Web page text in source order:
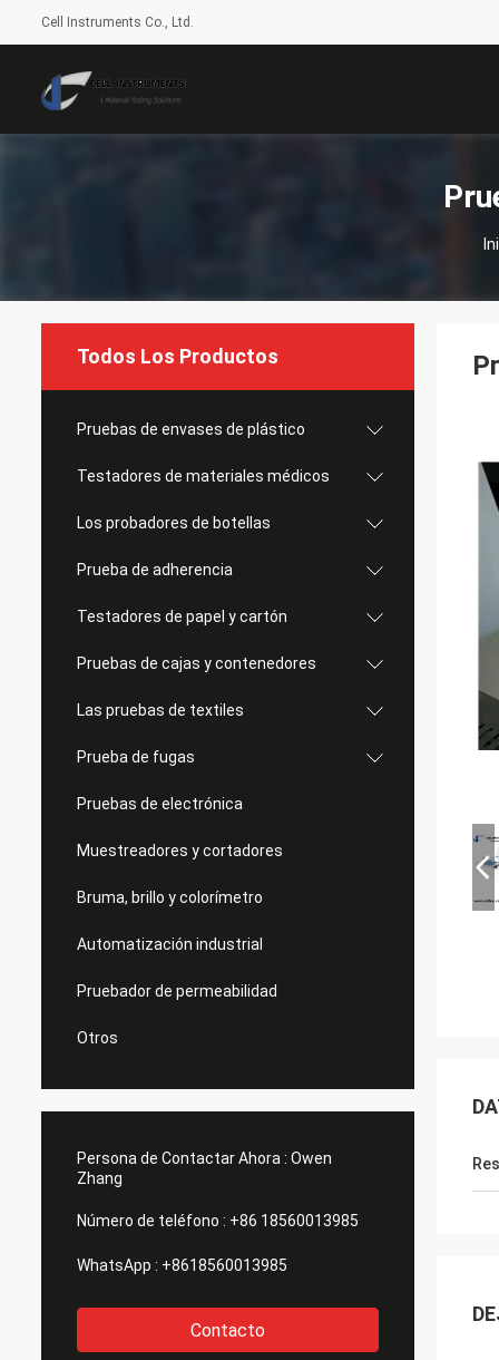
Cell Instruments Co., Ltd.
Todos Los Productos
Pruebas de envases de plástico
Testadores de materiales médicos
Los probadores de botellas
Prueba de adherencia
Testadores de papel y cartón
Pruebas de cajas y contenedores
Las pruebas de textiles
Prueba de fugas
Pruebas de electrónica
Muestreadores y cortadores
Bruma, brillo y colorímetro
Automatización industrial
Pruebador de permeabilidad
Otros
Persona de Contactar Ahora : Owen
Zhang
Número de teléfono : +86 18560013985
WhatsApp : +8618560013985
Contacto